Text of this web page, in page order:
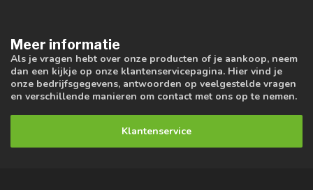
Meer informatie
Als je vragen hebt over onze producten of je aankoop, neem
dan een kijkje op onze klantenservicepagina. Hier vind je
onze bedrijfsgegevens, antwoorden op veelgestelde vragen
en verschillende manieren om contact met ons op te nemen.
Klantenservice